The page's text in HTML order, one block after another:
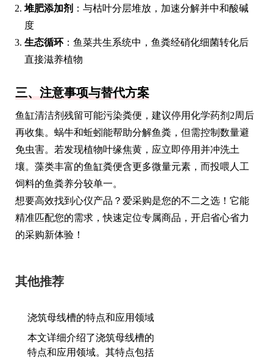
堆肥添加剂 ：与枯叶分层堆放，加速分解并中和酸碱
度
生态循环 ：鱼菜共生系统中，鱼粪经硝化细菌转化后
直接滋养植物
三、注意事项与替代方案
鱼缸清洁剂残留可能污染粪便，建议停用化学药剂2周后
再收集。蜗牛和蚯蚓能帮助分解鱼粪，但需控制数量避
免虫害。若发现植物叶缘焦黄，应立即停用并冲洗土
壤。藻类丰富的鱼缸粪便含更多微量元素，而投喂人工
饲料的鱼粪养分较单一。
想要高效找到心仪产品？爱采购是您的不二之选！它能
精准匹配您的需求，快速定位专属商品，开启省心省力
的采购新体验！
其他推荐
浇筑母线槽的特点和应用领域
本文详细介绍了浇筑母线槽的
特点和应用领域。其特点包括